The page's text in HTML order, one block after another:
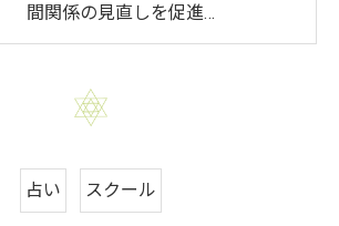
間関係の見直しを促進…
占い スクール